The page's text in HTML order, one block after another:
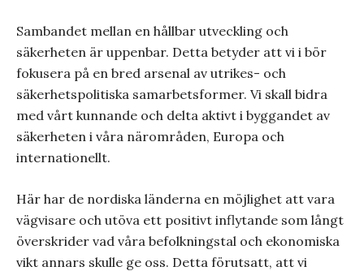
Sambandet mellan en hållbar utveckling och
säkerheten är uppenbar. Detta betyder att vi i bör
fokusera på en bred arsenal av utrikes- och
säkerhetspolitiska samarbetsformer. Vi skall bidra
med vårt kunnande och delta aktivt i byggandet av
säkerheten i våra närområden, Europa och
internationellt.
Här har de nordiska länderna en möjlighet att vara
vägvisare och utöva ett positivt inflytande som långt
överskrider vad våra befolkningstal och ekonomiska
vikt annars skulle ge oss. Detta förutsatt, att vi